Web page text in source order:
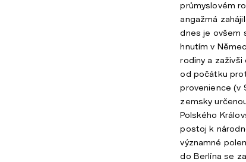
průmyslovém
angažmá
dnes je ovšem
hnutím v
rodiny a
od počátku
provenience (v
zemsky
Polského
postoj k
významné
do Berlína se